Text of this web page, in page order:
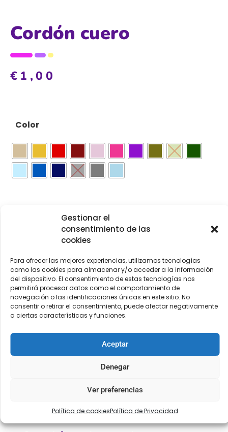
Gestionar el
consentimiento de las
cookies
Para ofrecer las mejores experiencias, utilizamos tecnologías
como las cookies para almacenar y/o acceder a la información
del dispositivo. El consentimiento de estas tecnologías nos
permitirá procesar datos como el comportamiento de
navegación o las identificaciones únicas en este sitio. No
consentir o retirar el consentimiento, puede afectar negativamente
a ciertas características y funciones.
Aceptar
Denegar
Ver preferencias
Política de cookiesPolítica de Privacidad
Cordón cuero
€ 1,00
Color
Añadir al carrito
[Las unidades seleccionadas son enMETROS]
Descripción